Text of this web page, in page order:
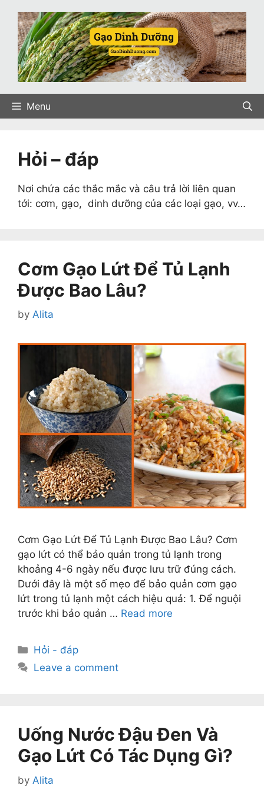
content
Menu
Hỏi – đáp
Nơi chứa các thắc mắc và câu trả lời liên quan
tới: cơm, gạo, dinh dưỡng của các loại gạo, vv…
Cơm Gạo Lứt Để Tủ Lạnh
Được Bao Lâu?
by Alita
Cơm Gạo Lứt Để Tủ Lạnh Được Bao Lâu? Cơm
gạo lứt có thể bảo quản trong tủ lạnh trong
khoảng 4-6 ngày nếu được lưu trữ đúng cách.
Dưới đây là một số mẹo để bảo quản cơm gạo
lứt trong tủ lạnh một cách hiệu quả: 1. Để nguội
trước khi bảo quản … Read more
Categories
Hỏi - đáp
Leave a comment
Uống Nước Đậu Đen Và
Gạo Lứt Có Tác Dụng Gì?
by Alita